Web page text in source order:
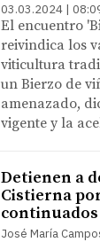
03.03.2024 |
El encuentro
reivindica los
viticultura
un Bierzo de
amenazado,
vigente y la
Detienen a
Cistierna
José María